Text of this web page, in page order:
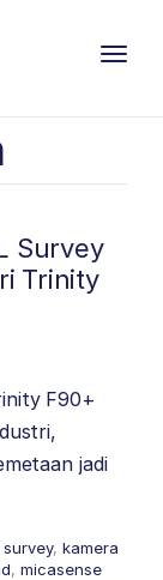
Survey
Trinity
F90+
jadi
, kamera
, micasense